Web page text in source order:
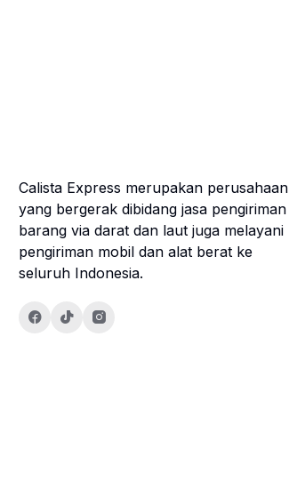
Calista Express merupakan perusahaan
yang bergerak dibidang jasa pengiriman
barang via darat dan laut juga melayani
pengiriman mobil dan alat berat ke
seluruh Indonesia.